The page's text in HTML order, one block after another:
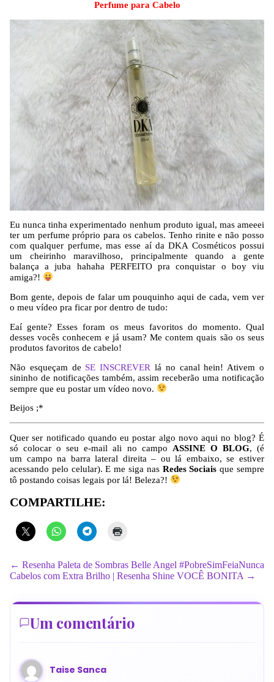
Perfume para Cabelo
Eu nunca tinha experimentado nenhum produto igual, mas ameeei
ter um perfume próprio para os cabelos. Tenho rinite e não posso
com qualquer perfume, mas esse aí da DKA Cosméticos possui
um cheirinho maravilhoso, principalmente quando a gente
balança a juba hahaha PERFEITO pra conquistar o boy viu
amiga?!
Bom gente, depois de falar um pouquinho aqui de cada, vem ver
o meu vídeo pra ficar por dentro de tudo:
Eaí gente? Esses foram os meus favoritos do momento. Qual
desses vocês conhecem e já usam? Me contem quais são os seus
produtos favoritos de cabelo!
Não esqueçam de SE INSCREVER lá no canal hein! Ativem o
sininho de notificações também, assim receberão uma notificação
sempre que eu postar um vídeo novo.
Beijos ;*
Quer ser notificado quando eu postar algo novo aqui no blog? É
só colocar o seu e-mail ali no campo ASSINE O BLOG, (é
um campo na barra lateral direita – ou lá embaixo, se estiver
acessando pelo celular). E me siga nas Redes Sociais que sempre
tô postando coisas legais por lá! Beleza?!
COMPARTILHE:
← Resenha Paleta de Sombras Belle Angel #PobreSimFeiaNunca
Cabelos com Extra Brilho | Resenha Shine VOCÊ BONITA →
Um comentário
Taise Sanca